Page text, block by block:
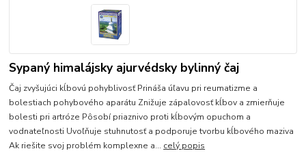
Sypaný himalájsky ajurvédsky bylinný čaj
Čaj zvyšujúci kĺbovú pohyblivosť Prináša úľavu pri reumatizme a
bolestiach pohybového aparátu Znižuje zápalovosť kĺbov a zmierňuje
bolesti pri artróze Pôsobí priaznivo proti kĺbovým opuchom a
vodnateľnosti Uvoľňuje stuhnutosť a podporuje tvorbu kĺbového maziva
Ak riešite svoj problém komplexne a... celý popis